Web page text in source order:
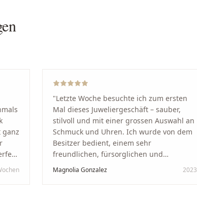
"Letzte Woche besuchte ich zum ersten
Mal dieses Juweliergeschäft – sauber,
stilvoll und mit einer grossen Auswahl an
Schmuck und Uhren. Ich wurde von dem
Besitzer bedient, einem sehr
freundlichen, fürsorglichen und
professionellen Mann. Ich empfehle zu
100 % dieses Schmuckgeschäft in
Magnolia Gonzalez 2023